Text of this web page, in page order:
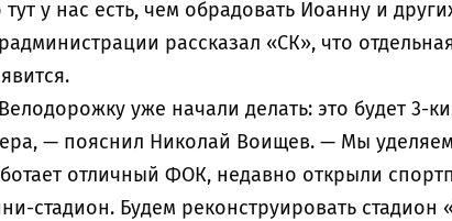
тут у нас есть, чем обрадовать Иоанну и
рассказал «СК», что
уже начали делать: это будет 3-
— пояснил Николай Воищев. — Мы
отличный ФОК, недавно открыли
стадион. Будем реконструировать стадион